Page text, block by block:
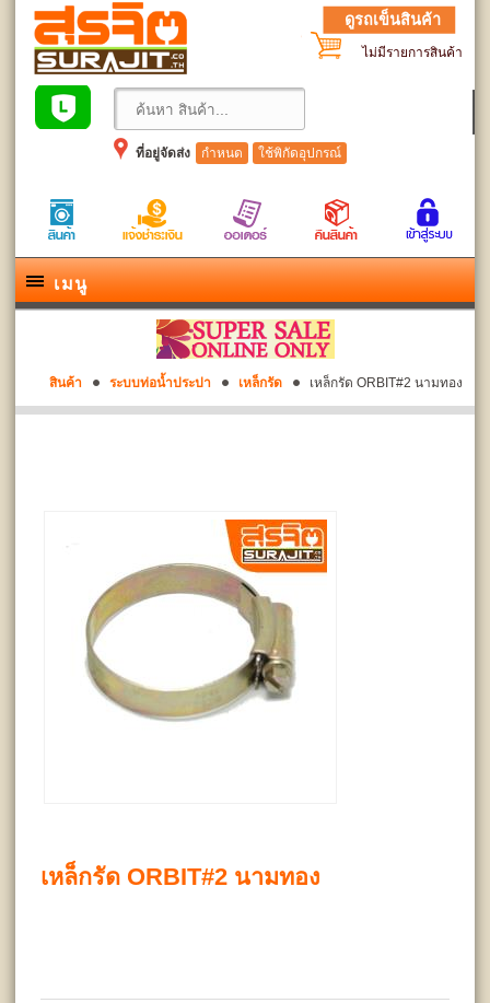
ดูรถเข็นสินค้า
ไม่มีรายการสินค้า
ที่อยู่จัดส่ง กำหนด ใช้พิกัดอุปกรณ์
เมนู
สินค้า ระบบท่อน้ำประปา เหล็กรัด เหล็กรัด ORBIT#2 นามทอง
เหล็กรัด ORBIT#2 นามทอง